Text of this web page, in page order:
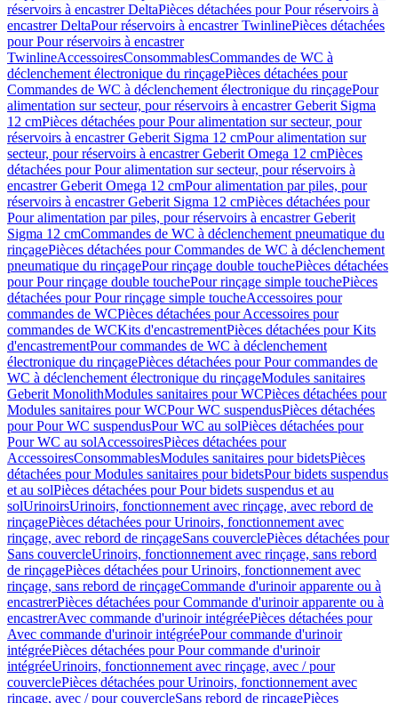
réservoirs à encastrer DeltaPièces détachées pour Pour réservoirs à
encastrer DeltaPour réservoirs à encastrer TwinlinePièces détachées
pour Pour réservoirs à encastrer
TwinlineAccessoiresConsommablesCommandes de WC à
déclenchement électronique du rinçagePièces détachées pour
Commandes de WC à déclenchement électronique du rinçagePour
alimentation sur secteur, pour réservoirs à encastrer Geberit Sigma
12 cmPièces détachées pour Pour alimentation sur secteur, pour
réservoirs à encastrer Geberit Sigma 12 cmPour alimentation sur
secteur, pour réservoirs à encastrer Geberit Omega 12 cmPièces
détachées pour Pour alimentation sur secteur, pour réservoirs à
encastrer Geberit Omega 12 cmPour alimentation par piles, pour
réservoirs à encastrer Geberit Sigma 12 cmPièces détachées pour
Pour alimentation par piles, pour réservoirs à encastrer Geberit
Sigma 12 cmCommandes de WC à déclenchement pneumatique du
rinçagePièces détachées pour Commandes de WC à déclenchement
pneumatique du rinçagePour rinçage double touchePièces détachées
pour Pour rinçage double touchePour rinçage simple touchePièces
détachées pour Pour rinçage simple toucheAccessoires pour
commandes de WCPièces détachées pour Accessoires pour
commandes de WCKits d'encastrementPièces détachées pour Kits
d'encastrementPour commandes de WC à déclenchement
électronique du rinçagePièces détachées pour Pour commandes de
WC à déclenchement électronique du rinçageModules sanitaires
Geberit MonolithModules sanitaires pour WCPièces détachées pour
Modules sanitaires pour WCPour WC suspendusPièces détachées
pour Pour WC suspendusPour WC au solPièces détachées pour
Pour WC au solAccessoiresPièces détachées pour
AccessoiresConsommablesModules sanitaires pour bidetsPièces
détachées pour Modules sanitaires pour bidetsPour bidets suspendus
et au solPièces détachées pour Pour bidets suspendus et au
solUrinoirsUrinoirs, fonctionnement avec rinçage, avec rebord de
rinçagePièces détachées pour Urinoirs, fonctionnement avec
rinçage, avec rebord de rinçageSans couverclePièces détachées pour
Sans couvercleUrinoirs, fonctionnement avec rinçage, sans rebord
de rinçagePièces détachées pour Urinoirs, fonctionnement avec
rinçage, sans rebord de rinçageCommande d'urinoir apparente ou à
encastrerPièces détachées pour Commande d'urinoir apparente ou à
encastrerAvec commande d'urinoir intégréePièces détachées pour
Avec commande d'urinoir intégréePour commande d'urinoir
intégréePièces détachées pour Pour commande d'urinoir
intégréeUrinoirs, fonctionnement avec rinçage, avec / pour
couverclePièces détachées pour Urinoirs, fonctionnement avec
rinçage, avec / pour couvercleSans rebord de rinçagePièces